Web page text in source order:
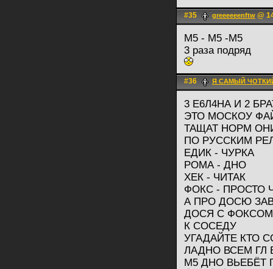
#35 greeeeeenftw @
М5 - М5 -М5
3 раза подряд
#36 Я САМЫЙ
3 Е6Л4НА И 2
ЭТО МОСКОУ
ТАЩАТ НОРМ
ПО РУССКИМ
ЕДИК - ЧУРКА
РОМА - ДНО
ХЕК - ЧИТАК
ФОКС - ПРОСТО
А ПРО ДОСЮ
ДОСЯ С ФОКСОМ
К СОСЕДУ
УГАДАЙТЕ КТО
ЛАДНО ВСЕМ ГЛ
М5 ДНО ВЬЕБЁТ